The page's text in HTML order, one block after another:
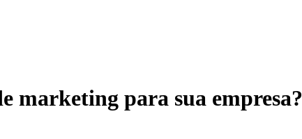
marketing para sua empresa?